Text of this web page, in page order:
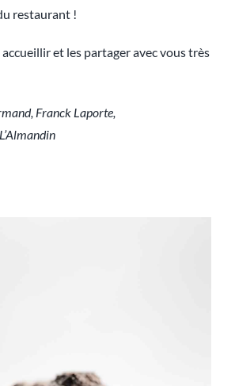
restaurant !
et les partager avec vous très
Franck Laporte,